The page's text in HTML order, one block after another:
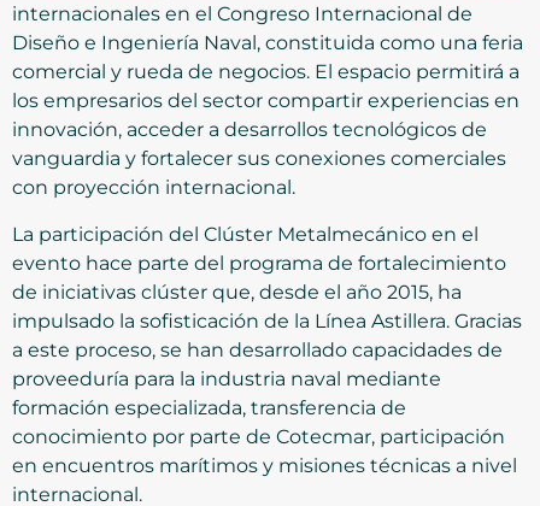
internacionales en el Congreso Internacional de
Diseño e Ingeniería Naval, constituida como una feria
comercial y rueda de negocios. El espacio permitirá a
los empresarios del sector compartir experiencias en
innovación, acceder a desarrollos tecnológicos de
vanguardia y fortalecer sus conexiones comerciales
con proyección internacional.
La participación del Clúster Metalmecánico en el
evento hace parte del programa de fortalecimiento
de iniciativas clúster que, desde el año 2015, ha
impulsado la sofisticación de la Línea Astillera. Gracias
a este proceso, se han desarrollado capacidades de
proveeduría para la industria naval mediante
formación especializada, transferencia de
conocimiento por parte de Cotecmar, participación
en encuentros marítimos y misiones técnicas a nivel
internacional.